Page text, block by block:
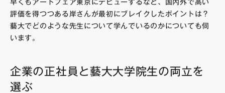
早くもアートフェア東京にデビューするなど、国内外で高い
評価を得つつある岸さんが最初にブレイクしたポイントは？
藝大でどのような先生について学んでいるのかについても伺
います。
企業の正社員と藝大大学院生の両立を
選ぶ